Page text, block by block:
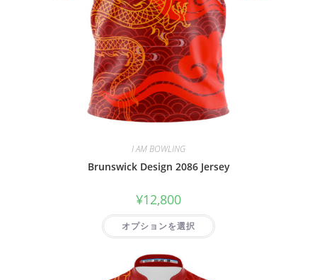
I AM BOWLING
Brunswick Design 2086 Jersey
¥12,800
オプションを選択